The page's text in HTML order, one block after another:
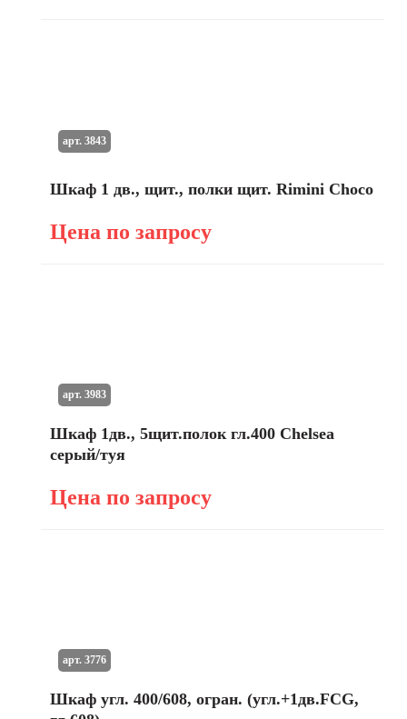
Шкаф 1 дв., щит., полки щит. Rimini Choco
Цена по запросу
арт. 3843
Шкаф 1дв., 5щит.полок гл.400 Chelsea
серый/туя
Цена по запросу
арт. 3983
Шкаф угл. 400/608, огран. (угл.+1дв.FCG,
арт. 3776